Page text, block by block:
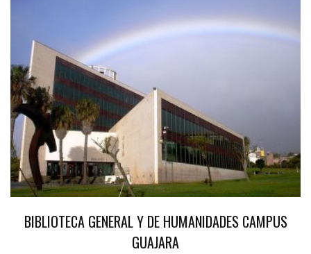
BIBLIOTECA GENERAL Y DE HUMANIDADES CAMPUS
GUAJARA